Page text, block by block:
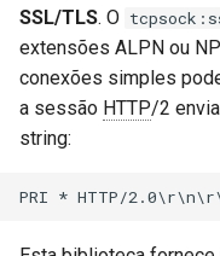
geoip
google
graphite
headers-more
h2_frame.ping.pack
h2_frame.ping.unpack
SSL/TLS. O
extensões ALPN ou
conexões simples
a sessão HTTP/2
string: